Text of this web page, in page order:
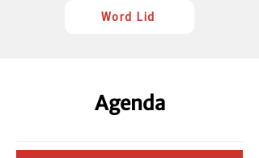
Word Lid
Agenda